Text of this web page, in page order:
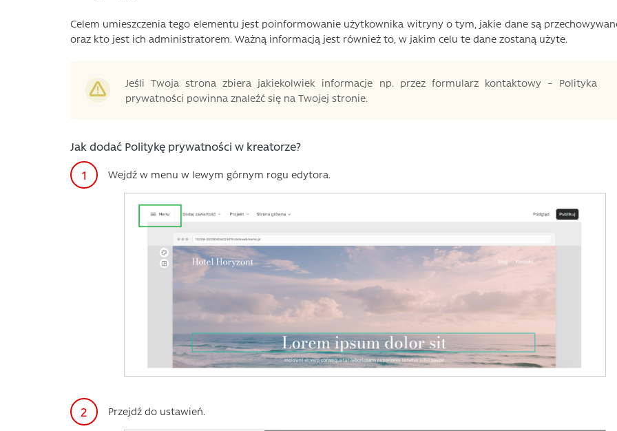
Celem umieszczenia tego elementu jest poinformowanie użytkownika witryny o tym, jakie dane są
oraz kto jest ich administratorem. Ważną informacją jest również to, w jakim celu te dane zostaną użyte.
Jeśli Twoja strona zbiera jakiekolwiek informacje np. przez formularz kontaktowy – Polityka
prywatności powinna znaleźć się na Twojej stronie.
Jak dodać Politykę prywatności w kreatorze?
Wejdź w menu w lewym górnym rogu edytora.
Przejdź do ustawień.